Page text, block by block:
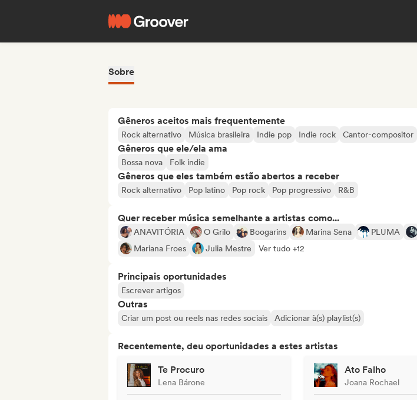
Sobre
Gêneros aceitos mais frequentemente
Rock alternativo Música brasileira Indie pop Indie rock Cantor-compositor
Gêneros que ele/ela ama
Bossa nova Folk indie
Gêneros que eles também estão abertos a receber
Rock alternativo Pop latino Pop rock Pop progressivo R&B
Quer receber música semelhante a artistas como...
ANAVITÓRIA O Grilo Boogarins Marina Sena PLUMA
Mariana Froes
Julia Mestre Ver tudo +12
Principais oportunidades
Escrever artigos
Outras
Criar um post ou reels nas redes sociais Adicionar à(s) playlist(s)
Recentemente, deu oportunidades a estes artistas
Te Procuro
Lena Bárone
Ato Falho
Joana Rochael